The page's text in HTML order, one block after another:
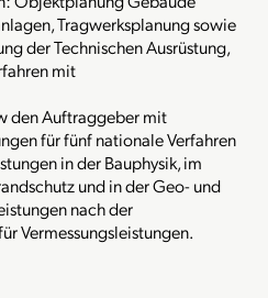
Tragwerksplanung sowie
der Technischen Ausrüstung,
mit
den Auftraggeber mit
für fünf nationale Verfahren
in der Bauphysik, im
und in der Geo- und
nach der
Vermessungsleistungen.